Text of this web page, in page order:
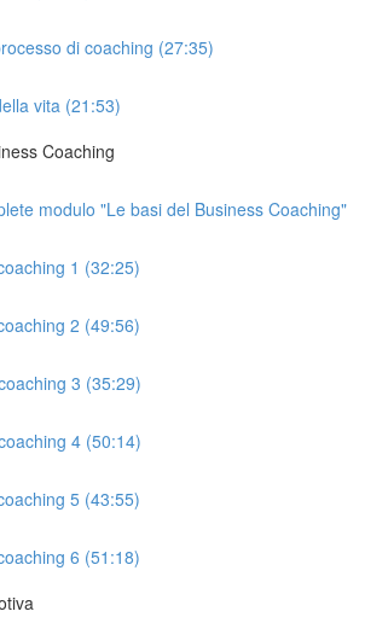
di coaching (27:35)
vita (21:53)
Coaching
modulo "Le basi del Business Coaching"
1 (32:25)
2 (49:56)
3 (35:29)
4 (50:14)
5 (43:55)
6 (51:18)